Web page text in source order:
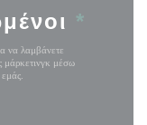
*
να λαμβάνετε
μάρκετινγκ μέσω